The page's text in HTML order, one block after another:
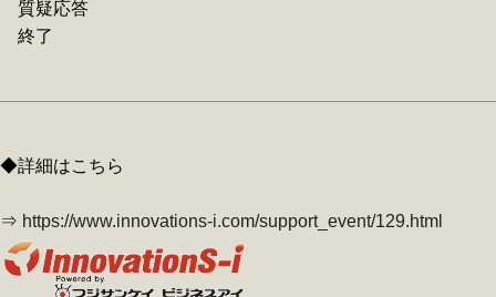
質疑応答
終了
◆詳細はこちら
⇒ https://www.innovations-i.com/support_event/129.html